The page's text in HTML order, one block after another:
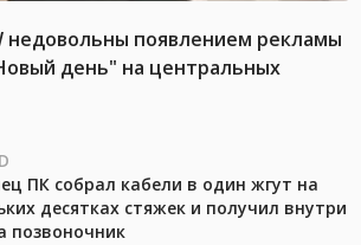
недовольны появлением рекламы
день" на центральных
ПК собрал кабели в один жгут на
десятках стяжек и получил внутри
позвоночник